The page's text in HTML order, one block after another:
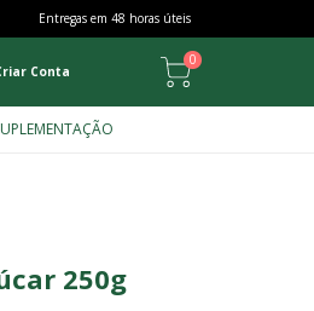
Entregas em 48 horas úteis
Conta
0
250g